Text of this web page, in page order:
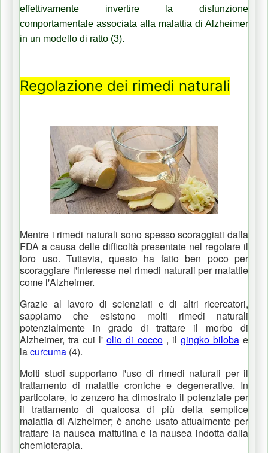
effettivamente invertire la disfunzione
comportamentale associata alla malattia di Alzheimer
in un modello di ratto (3).
Regolazione dei rimedi naturali
Mentre i rimedi naturali sono spesso scoraggiati dalla
FDA a causa delle difficoltà presentate nel regolare il
loro uso. Tuttavia, questo ha fatto ben poco per
scoraggiare l'interesse nei rimedi naturali per malattie
come l'Alzheimer.
Grazie al lavoro di scienziati e di altri ricercatori,
sappiamo che esistono molti rimedi naturali
potenzialmente in grado di trattare il morbo di
Alzheimer, tra cui l'olio di cocco, il gingko bilobae
lacurcuma (4).
Molti studi supportano l'uso di rimedi naturali per il
trattamento di malattie croniche e degenerative. In
particolare, lo zenzero ha dimostrato il potenziale per
il trattamento di qualcosa di più della semplice
malattia di Alzheimer; è anche usato attualmente per
trattare la nausea mattutina e la nausea indotta dalla
chemioterapia.